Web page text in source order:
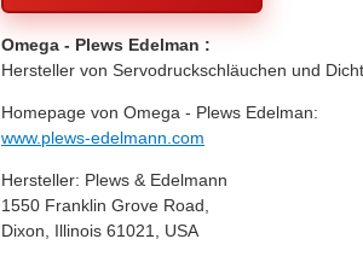
Omega - Plews Edelman :
Hersteller von Servodruckschläuchen und
Homepage von Omega - Plews Edelman:
www.plews-edelmann.com
Hersteller: Plews & Edelmann
1550 Franklin Grove Road,
Dixon, Illinois 61021, USA